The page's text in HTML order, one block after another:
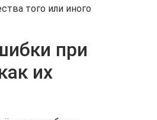
того или иного
при
их